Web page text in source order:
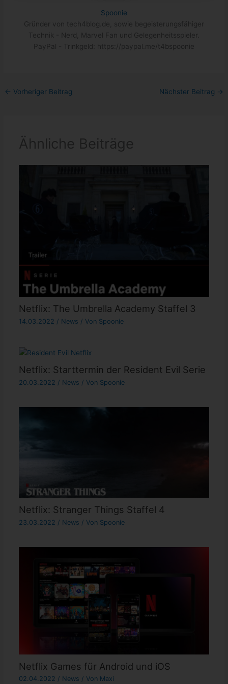
Spoonie
Gründer von tech4blog.de, sowie begeisterungsfähiger
Technik - Nerd, Marvel Fan und Gelegenheitsspieler.
PayPal - Trinkgeld: https://paypal.me/t4bspoonie
← Vorheriger Beitrag Nächster Beitrag →
Ähnliche Beiträge
Netflix: The Umbrella Academy Staffel 3
14.03.2022 / News / Von Spoonie
Netflix: Starttermin der Resident Evil Serie
20.03.2022 / News / Von Spoonie
Netflix: Stranger Things Staffel 4
23.03.2022 / News / Von Spoonie
Netflix Games für Android und iOS
02.04.2022 / News / Von Maxi